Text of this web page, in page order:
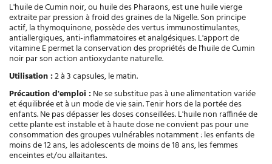
L'huile de Cumin noir, ou huile des Pharaons, est une huile vierge
extraite par pression à froid des graines de la Nigelle. Son principe
actif, la thymoquinone, possède des vertus immunostimulantes,
antiallergiques, anti-inflammatoires et analgésiques. L'apport de
vitamine E permet la conservation des propriétés de l'huile de Cumin
noir par son action antioxydante naturelle.
Utilisation :2 à 3 capsules, le matin.
Précaution d'emploi :Ne se substitue pas à une alimentation variée
et équilibrée et à un mode de vie sain. Tenir hors de la portée des
enfants. Ne pas dépasser les doses conseillées. L'huile non raffinée de
cette plante est instable et à haute dose ne convient pas pour une
consommation des groupes vulnérables notamment : les enfants de
moins de 12 ans, les adolescents de moins de 18 ans, les femmes
enceintes et/ou allaitantes.